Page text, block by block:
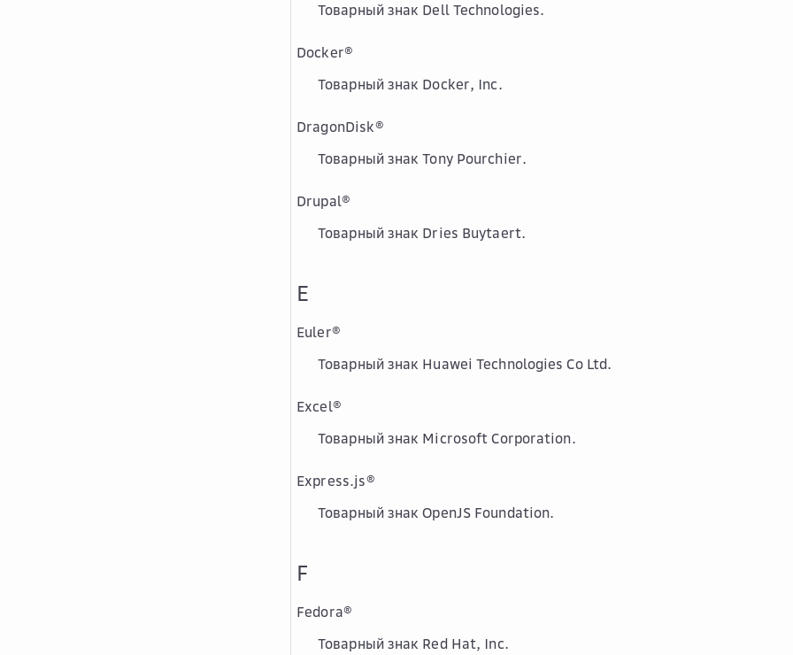
Товарный знак Dell Technologies.
Docker®
Товарный знак Docker, Inc.
DragonDisk®
Товарный знак Tony Pourchier.
Drupal®
Товарный знак Dries Buytaert.
E
Euler®
Товарный знак Huawei Technologies Co Ltd.
Excel®
Товарный знак Microsoft Corporation.
Express.js®
Товарный знак OpenJS Foundation.
F
Fedora®
Товарный знак Red Hat, Inc.